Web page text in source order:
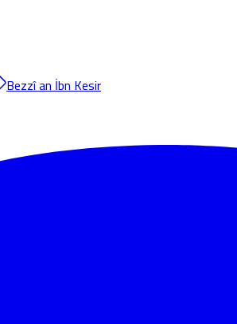
Bezzî an İbn Kesir